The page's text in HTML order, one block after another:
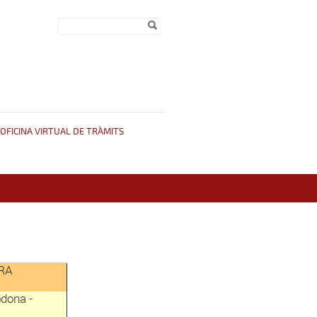
OFICINA VIRTUAL DE TRÀMITS
-